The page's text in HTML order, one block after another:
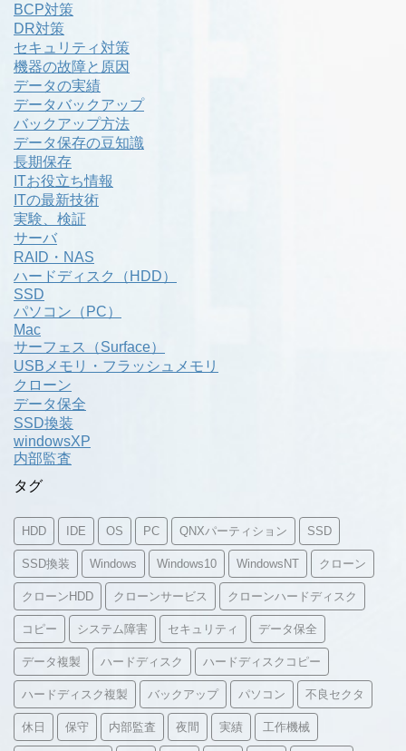
BCP対策
DR対策
セキュリティ対策
機器の故障と原因
データの実績
データバックアップ
バックアップ方法
データ保存の豆知識
長期保存
ITお役立ち情報
ITの最新技術
実験、検証
サーバ
RAID・NAS
ハードディスク（HDD）
SSD
パソコン（PC）
Mac
サーフェス（Surface）
USBメモリ・フラッシュメモリ
クローン
データ保全
SSD換装
windowsXP
内部監査
タグ
HDD IDE OS PC QNXパーティション SSD
SSD換装 Windows Windows10 WindowsNT クローン
クローンHDD クローンサービス クローンハードディスク
コピー システム障害 セキュリティ データ保全
データ複製 ハードディスク ハードディスクコピー
ハードディスク複製 バックアップ パソコン 不良セクタ
休日 保守 内部監査 夜間 実績 工作機械